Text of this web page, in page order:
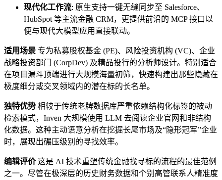
现代化工作流: 原生支持一键无缝同步至 Salesforce、
HubSpot 等主流金融 CRM，更提供前沿的 MCP 接口以
便与现代大模型应用直接联动。
适用场景 专为私募股权基金 (PE)、风险投资机构 (VC)、企业
战略投资部门 (CorpDev) 及精品投行的分析师设计。特别适合
在项目漏斗顶端进行大规模海量初筛，快速构建出那些隐藏在
极度细分或交叉领域内的潜在标的长名单。
独特优势 相较于传统老牌数据库严重依赖结构化标签的被动
检索模式，Inven 大规模使用 LLM 去阅读企业官网和非结构
化数据。这种主动语意分析在挖掘长尾市场及“隐形冠军”企业
时，展现出碾压级别的寻找效率。
编辑评价这是 AI 技术重塑传统金融找寻标的流程的最佳范例
之一。尽管在极深层的历史财务数据和个别高管联系人精准度